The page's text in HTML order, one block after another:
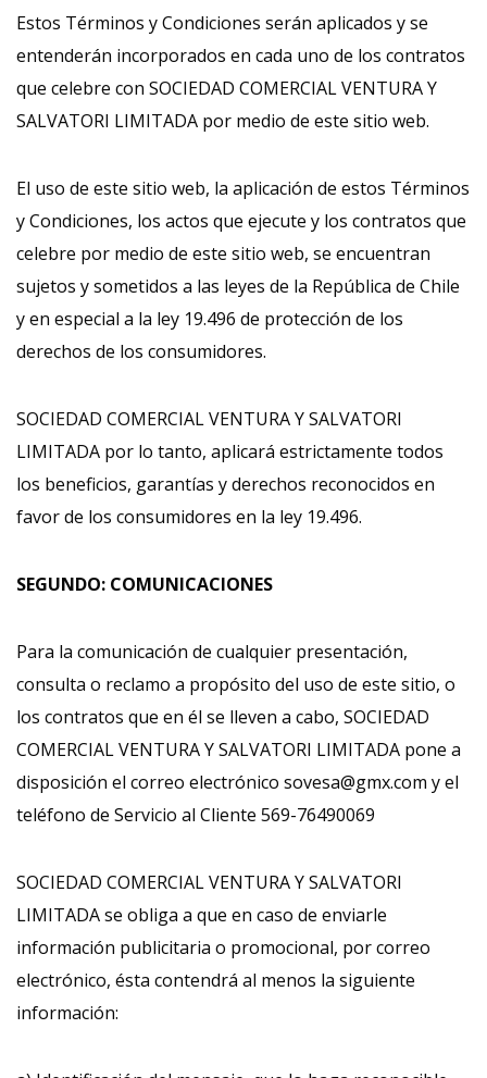
Estos Términos y Condiciones serán aplicados y se
entenderán incorporados en cada uno de los contratos
que celebre con SOCIEDAD COMERCIAL VENTURA Y
SALVATORI LIMITADA por medio de este sitio web.
El uso de este sitio web, la aplicación de estos Términos
y Condiciones, los actos que ejecute y los contratos que
celebre por medio de este sitio web, se encuentran
sujetos y sometidos a las leyes de la República de Chile
y en especial a la ley 19.496 de protección de los
derechos de los consumidores.
SOCIEDAD COMERCIAL VENTURA Y SALVATORI
LIMITADA por lo tanto, aplicará estrictamente todos
los beneficios, garantías y derechos reconocidos en
favor de los consumidores en la ley 19.496.
SEGUNDO: COMUNICACIONES
Para la comunicación de cualquier presentación,
consulta o reclamo a propósito del uso de este sitio, o
los contratos que en él se lleven a cabo, SOCIEDAD
COMERCIAL VENTURA Y SALVATORI LIMITADA pone a
disposición el correo electrónico sovesa@gmx.com y el
teléfono de Servicio al Cliente 569-76490069
SOCIEDAD COMERCIAL VENTURA Y SALVATORI
LIMITADA se obliga a que en caso de enviarle
información publicitaria o promocional, por correo
electrónico, ésta contendrá al menos la siguiente
información: